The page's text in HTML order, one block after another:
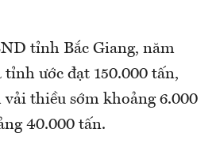
tỉnh Bắc Giang, năm
tỉnh ước đạt 150.000 tấn,
thiều sớm khoảng 6.000
40.000 tấn.